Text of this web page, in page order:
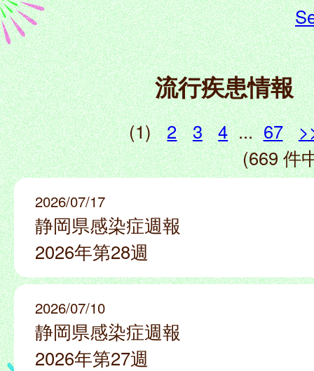
流行疾患情報
(1) 2 3 4 ... 67
(669 件
2026/07/17
静岡県感染症週報
2026年第28週
2026/07/10
静岡県感染症週報
2026年第27週